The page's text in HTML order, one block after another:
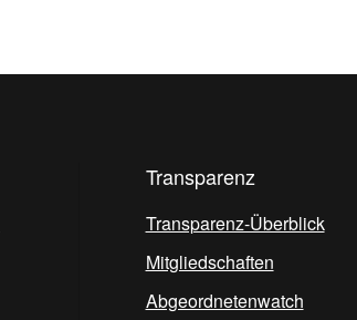
Transparenz
Transparenz-Überblick
Mitgliedschaften
Abgeordnetenwatch